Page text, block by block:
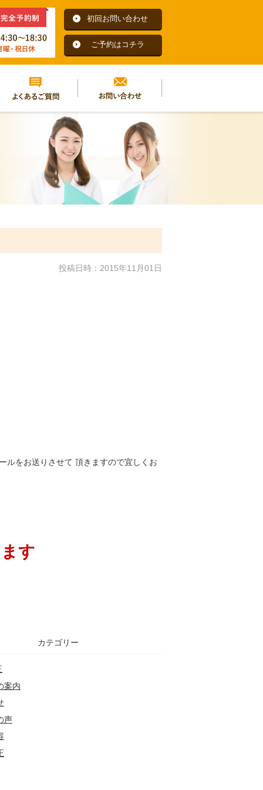
初回お問い合わせ
ご予約はコチラ
投稿日時：2015年11月01日
ルをお送りさせて 頂きますので宜しくお
す
カテゴリー
案内
声
よくあるご質問 お問い合わせ